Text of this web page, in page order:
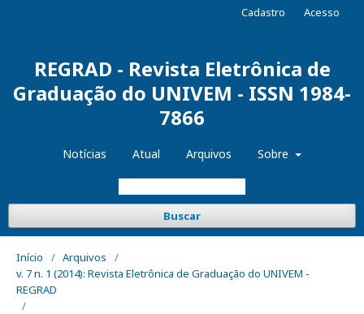
REGRAD - Revista Eletrônica de
Graduação do UNIVEM - ISSN 1984-
7866
Notícias Atual Arquivos Sobre
Buscar
Cadastro Acesso
Início / Arquivos
/
v. 7 n. 1 (2014): Revista Eletrônica de Graduação do UNIVEM -
REGRAD
/